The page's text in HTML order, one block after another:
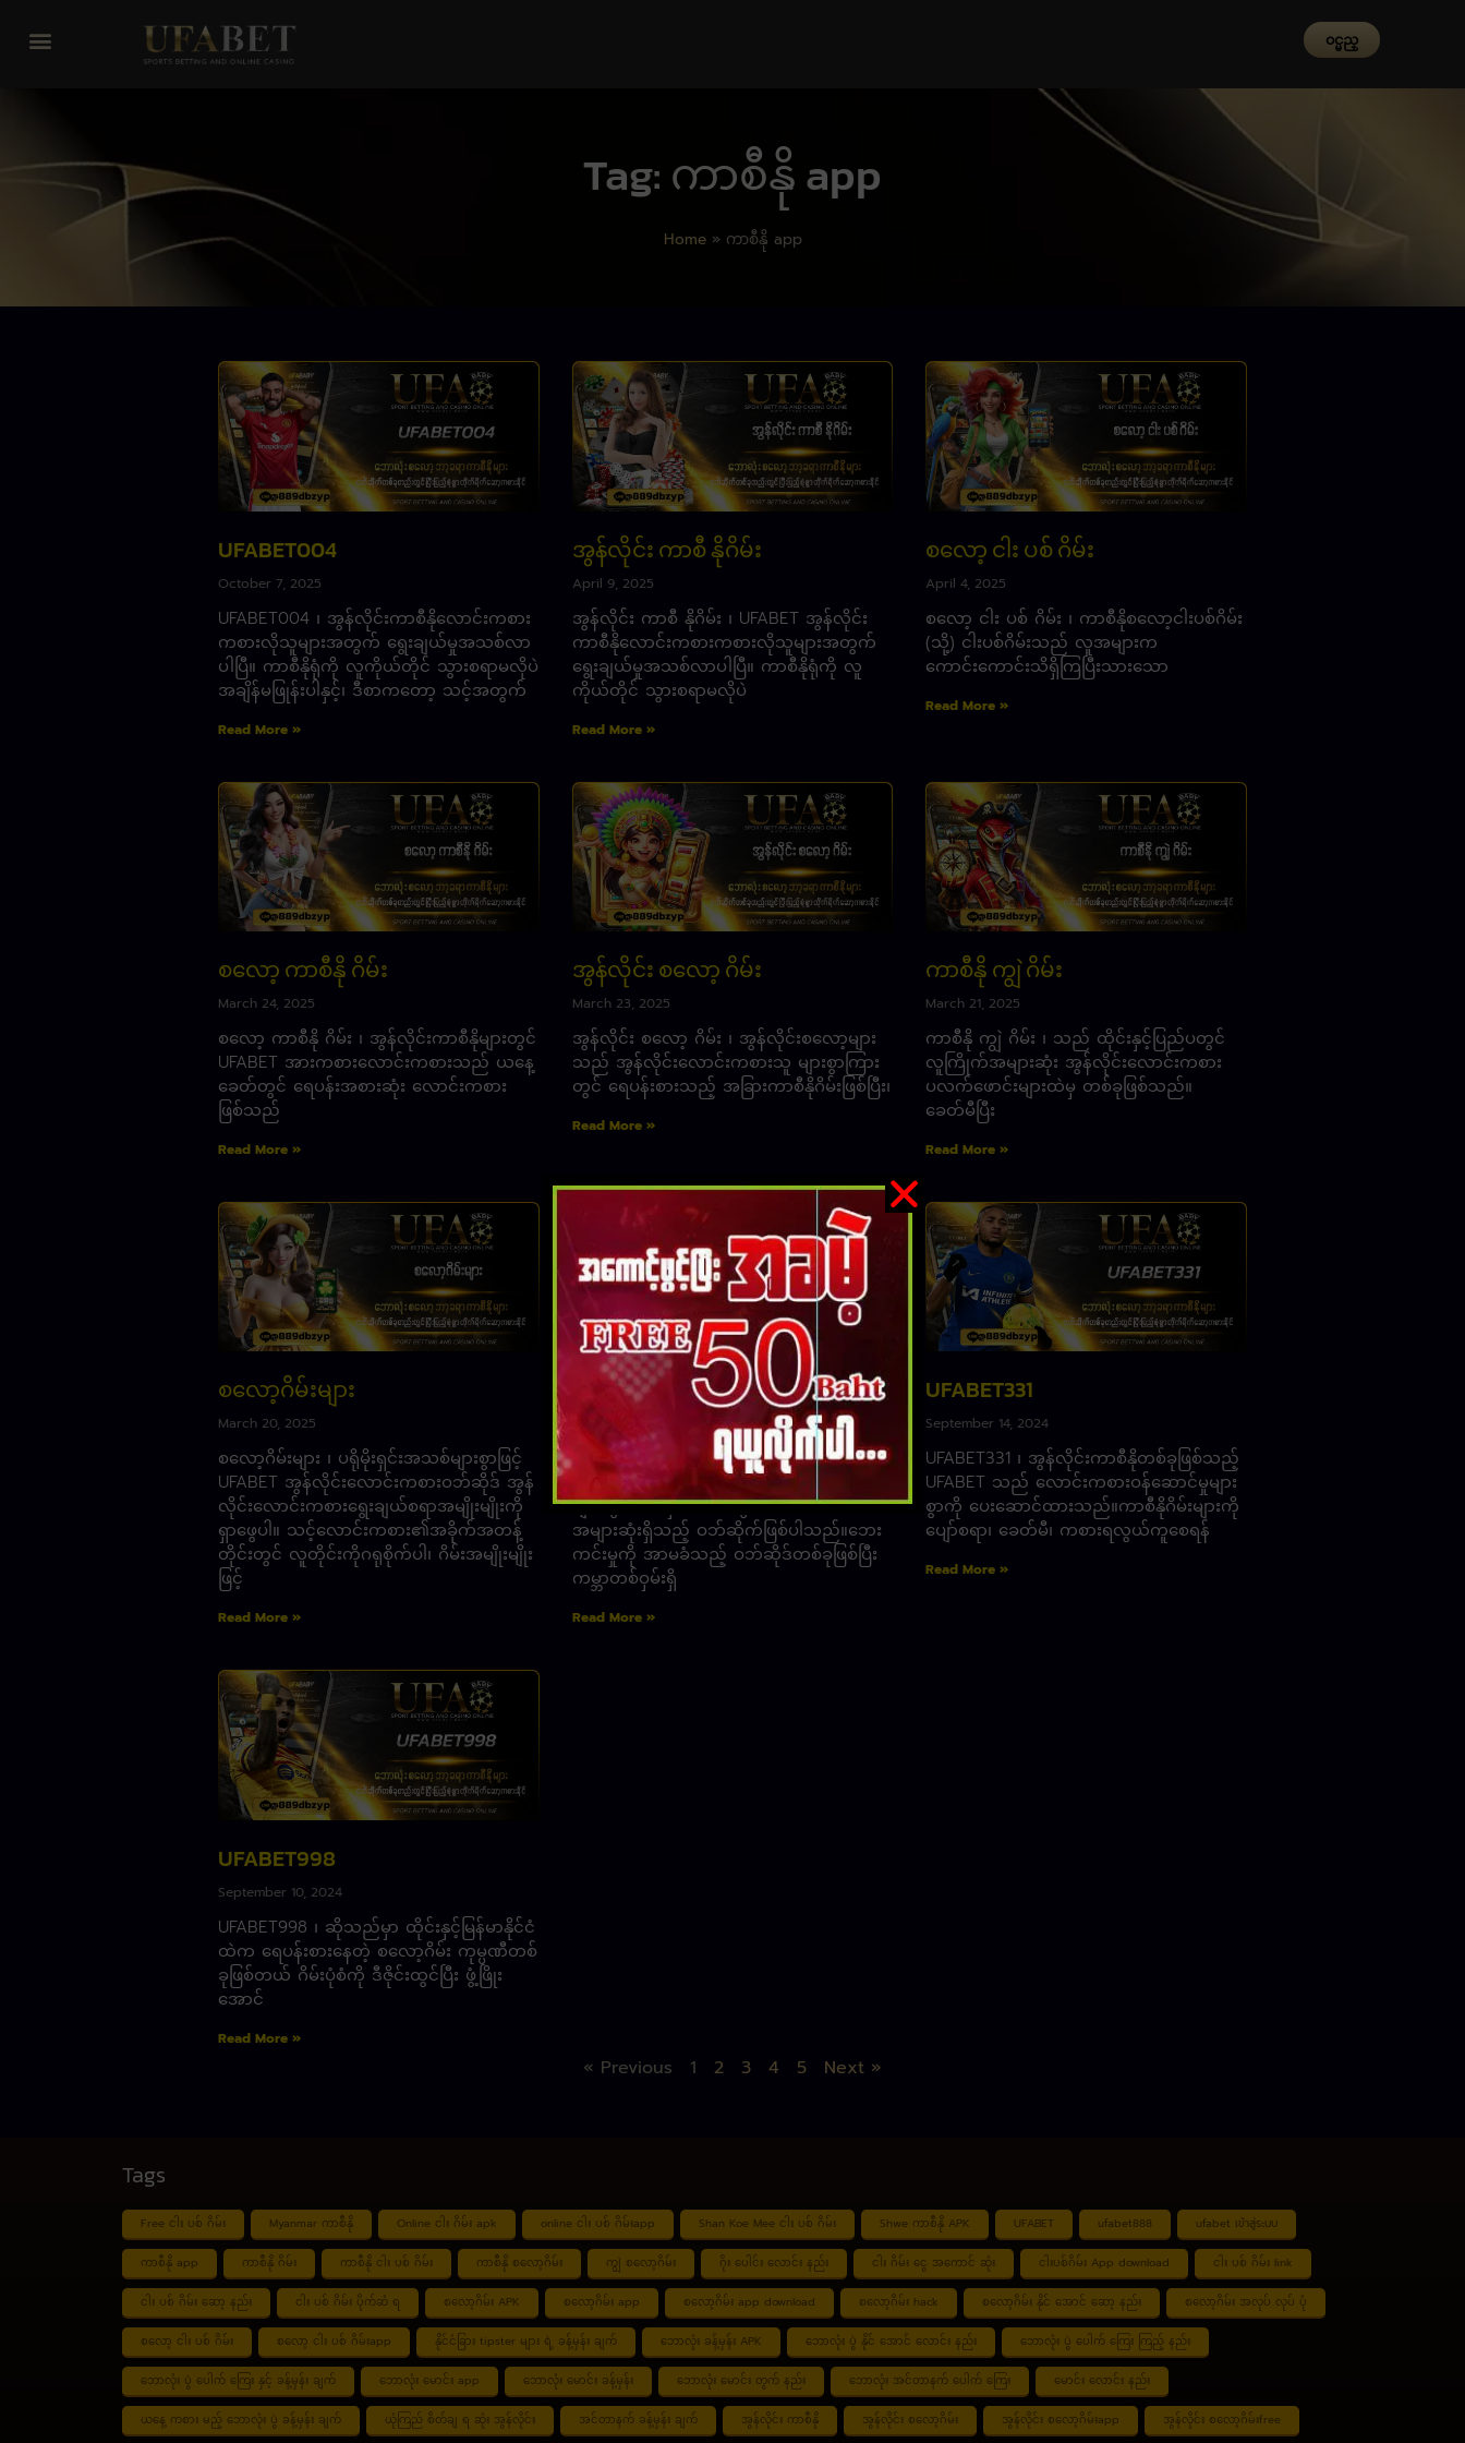
၀င္မည္
Tag: ကာစီနို app
Home» ကာစီနို app
UFABET004
October 7, 2025
UFABET004 ၊ အွန်လိုင်းကာစီနိုလောင်းကစား
ကစားလိုသူများအတွက် ရွေးချယ်မှုအသစ်လာ
ပါပြီ။ ကာစီနိုရုံကို လူကိုယ်တိုင် သွားစရာမလိုပဲ
အချိန်မဖြုန်းပါနှင့်၊ ဒီစာကတော့ သင့်အတွက်
Read More »
အွန်လိုင်း ကာစီ နိုဂိမ်း
April 9, 2025
အွန်လိုင်း ကာစီ နိုဂိမ်း ၊ UFABET အွန်လိုင်း
ကာစီနိုလောင်းကစားကစားလိုသူများအတွက်
ရွေးချယ်မှုအသစ်လာပါပြီ။ ကာစီနိုရုံကို လူ
ကိုယ်တိုင် သွားစရာမလိုပဲ
Read More »
စလော့ ငါး ပစ် ဂိမ်း
April 4, 2025
စလော့ ငါး ပစ် ဂိမ်း ၊ ကာစီနိုစလော့ငါးပစ်ဂိမ်း
(သို့) ငါးပစ်ဂိမ်းသည် လူအများက
ကောင်းကောင်းသိရှိကြပြီးသားသော
Read More »
စလော့ ကာစီနို ဂိမ်း
March 24, 2025
စလော့ ကာစီနို ဂိမ်း ၊ အွန်လိုင်းကာစီနိုများတွင်
UFABET အားကစားလောင်းကစားသည် ယနေ့
ခေတ်တွင် ရေပန်းအစားဆုံး လောင်းကစား
ဖြစ်သည်
Read More »
အွန်လိုင်း စလော့ ဂိမ်း
March 23, 2025
အွန်လိုင်း စလော့ ဂိမ်း ၊ အွန်လိုင်းစလော့များ
သည် အွန်လိုင်းလောင်းကစားသူ များစွာကြား
တွင် ရေပန်းစားသည့် အခြားကာစီနိုဂိမ်းဖြစ်ပြီး၊
Read More »
ကာစီနို ကျွဲ ဂိမ်း
March 21, 2025
ကာစီနို ကျွဲ ဂိမ်း ၊ သည် ထိုင်းနှင့်ပြည်ပတွင်
လူကြိုက်အများဆုံး အွန်လိုင်းလောင်းကစား
ပလက်ဖောင်းများထဲမှ တစ်ခုဖြစ်သည်။
ခေတ်မီပြီး
Read More »
စလော့ဂိမ်းများ
March 20, 2025
စလော့ဂိမ်းများ ၊ ပရိုမိုးရှင်းအသစ်များစွာဖြင့်
UFABET အွန်လိုင်းလောင်းကစားဝဘ်ဆိုဒ် အွန်
လိုင်းလောင်းကစားရွေးချယ်စရာအမျိုးမျိုးကို
ရှာဖွေပါ။ သင့်လောင်းကစား၏အခိုက်အတန့်
တိုင်းတွင် လူတိုင်းကိုဂရုစိုက်ပါ၊ ဂိမ်းအမျိုးမျိုး
ဖြင့်
Read More »
UFABET587
September 22, 2024
UFABET587 ၊ အွန်လိုင်းဘောလုံး
လောင်းကစားဝက်ဘ်ဆိုက်၊ အွန်လိုင်းစလော့
များတွင် တစ်နှစ်တာအတွင်း ကစားသမား
အများဆုံးရှိသည့် ဝဘ်ဆိုက်ဖြစ်ပါသည်။ဘေး
ကင်းမှုကို အာမခံသည့် ဝဘ်ဆိုဒ်တစ်ခုဖြစ်ပြီး
ကမ္ဘာတစ်ဝှမ်းရှိ
Read More »
UFABET331
September 14, 2024
UFABET331 ၊ အွန်လိုင်းကာစီနိုတစ်ခုဖြစ်သည့်
UFABET သည် လောင်းကစားဝန်ဆောင်မှုများ
စွာကို ပေးဆောင်ထားသည်။ကာစီနိုဂိမ်းများကို
ပျော်စရာ၊ ခေတ်မီ၊ ကစားရလွယ်ကူစေရန်
Read More »
UFABET998
September 10, 2024
UFABET998 ၊ ဆိုသည်မှာ ထိုင်းနှင့်မြန်မာနိုင်ငံ
ထဲက ရေပန်းစားနေတဲ့ စလော့ဂိမ်း ကုမ္ပဏီတစ်
ခုဖြစ်တယ် ဂိမ်းပုံစံကို ဒီဇိုင်းထွင်ပြီး ဖွံ့ဖြိုး
အောင်
Read More »
« Previous 1 2 3 4 5 Next »
Tags
Free ငါး ပစ် ဂိမ်း Myanmar ကာစီနို Online ငါး ဂိမ်း apk online ငါး ပစ် ဂိမ်းapp Shan Koe Mee ငါး ပစ် ဂိမ်း Shwe ကာစီနို APK UFABET ufabet888 ufabet เข้าสู่ระบบ
ကာစီနို app ကာစီနို ဂိမ်း ကာစီနို ငါး ပစ် ဂိမ်း ကာစီနို စလော့ဂိမ်း ကျွဲ စလော့ဂိမ်း ဂိုး ပေါင်း လောင်း နည်း ငါး ဂိမ်း ငွေ အကောင် ဆုံး ငါးပစ်ဂိမ်း App download ငါး ပစ် ဂိမ်း link
ငါး ပစ် ဂိမ်း ဆော့ နည်း ငါး ပစ် ဂိမ်း ပိုက်ဆံ ရ စလော့ဂိမ်း APK စလော့ဂိမ်း app စလော့ဂိမ်း app download စလော့ဂိမ်း hack စလော့ဂိမ်း နိုင် အောင် ဆော့ နည်း စလော့ဂိမ်း အလုပ် လုပ် ပုံ
စလော့ ငါး ပစ် ဂိမ်း စလော့ ငါး ပစ် ဂိမ်းapp နိုင်ငံခြား tipster များ ရဲ့ ခန့်မှန်း ချက် ဘောလုံး ခန့်မှန်း APK ဘောလုံး ပွဲ နိုင် အောင် လောင်း နည်း ဘောလုံး ပွဲ ပေါက် ကြေး ကြည့် နည်း
ဘောလုံး ပွဲ ပေါက် ကြေး နှင့် ခန့်မှန်း ချက် ဘောလုံး မောင်း app ဘောလုံး မောင်း ခန့်မှန်း ဘောလုံး မောင်း တွက် နည်း ဘောလုံး အင်တာနက် ပေါက် ကြေး မောင်း လောင်း နည်း
ယနေ့ ကစား မည့် ဘောလုံး ပွဲ ခန့်မှန်း ချက် ယုံကြည် စိတ်ချ ရ ဆုံး အွန်လိုင်း အင်တာနက် ခန့်မှန်း ချက် အွန်လိုင်း ကာစီနို အွန်လိုင်း စလော့ဂိမ်း အွန်လိုင်း စလော့ဂိမ်းapp အွန်လိုင်း စလော့ဂိမ်းfree